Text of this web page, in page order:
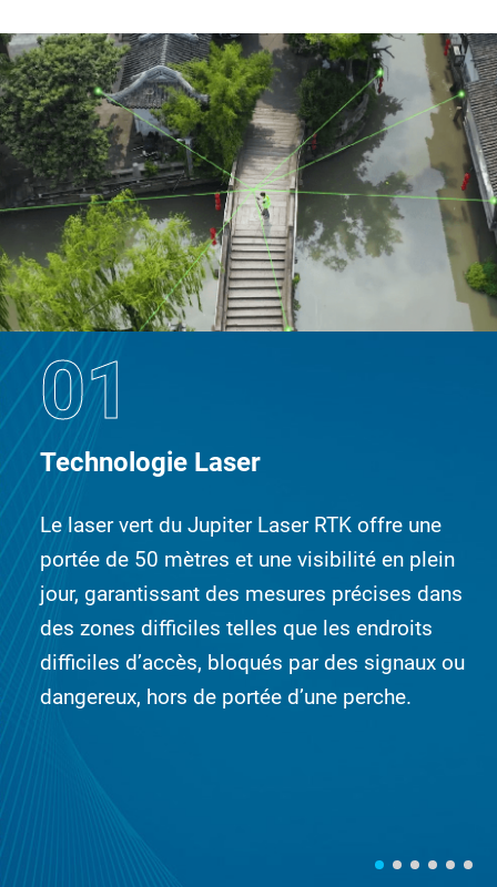
01
Technologie Laser
Le laser vert du Jupiter Laser RTK offre une
portée de 50 mètres et une visibilité en plein
jour, garantissant des mesures précises dans
des zones difficiles telles que les endroits
difficiles d’accès, bloqués par des signaux ou
dangereux, hors de portée d’une perche.